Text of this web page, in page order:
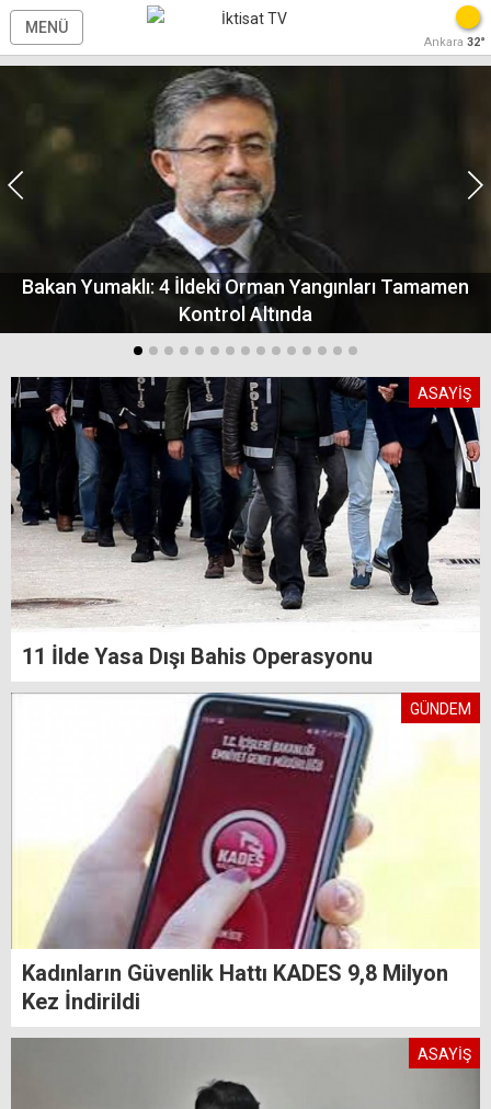
MENÜ
Ankara 32°
Bakan Yumaklı: 4 İldeki Orman Yangınları Tamamen
Kontrol Altında
ASAYİŞ
11 İlde Yasa Dışı Bahis Operasyonu
GÜNDEM
Kadınların Güvenlik Hattı KADES 9,8 Milyon
Kez İndirildi
ASAYİŞ